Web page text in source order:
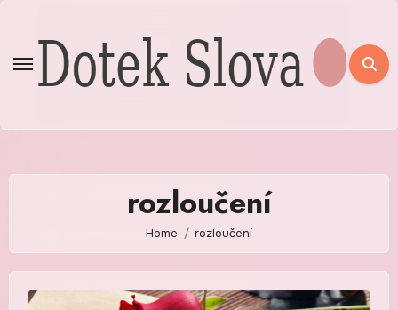
content
rozloučení
Home rozloučení